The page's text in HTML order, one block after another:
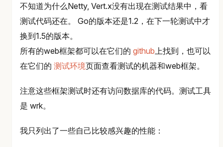
不知道为什么Netty, Vert.x没有出现在测试结果中，看
测试代码还在。 Go的版本还是1.2，在下一轮测试中才
换到1.5的版本。
所有的web框架都可以在它们的 github 上找到，也可以
在它们的 测试环境页面查看测试的机器和web框架。
注意这些框架测试时还有访问数据库的代码。测试工具
是 wrk。
我只列出了一些自己比较感兴趣的性能：